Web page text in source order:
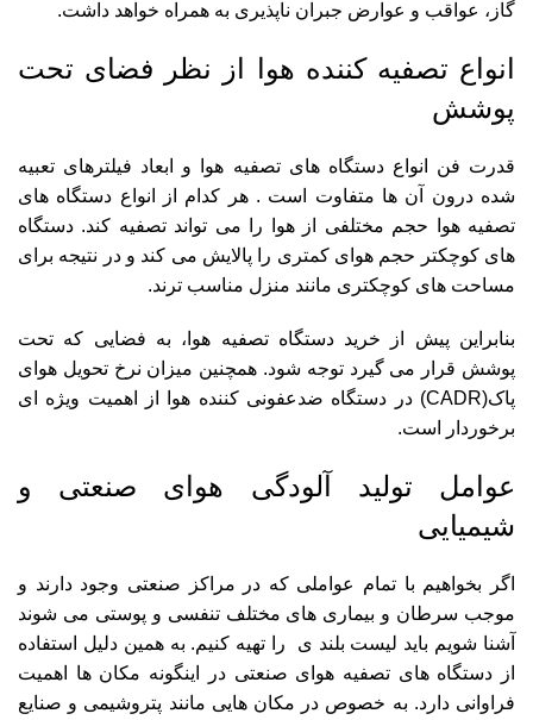
گاز، عواقب و عوارض جبران ناپذیری به همراه خواهد داشت.
انواع تصفیه کننده هوا از نظر فضای تحت
پوشش
قدرت فن انواع دستگاه های تصفیه هوا و ابعاد فیلترهای تعبیه
شده درون آن ها متفاوت است . هر کدام از انواع دستگاه های
تصفیه هوا حجم مختلفی از هوا را می تواند تصفیه کند. دستگاه
های کوچکتر حجم هوای کمتری را پالایش می کند و در نتیجه برای
مساحت های کوچکتری مانند منزل مناسب ترند.
بنابراین پیش از خرید دستگاه تصفیه هوا، به فضایی که تحت
پوشش قرار می گیرد توجه شود. همچنین میزان نرخ تحویل هوای
پاک(CADR) در دستگاه ضدعفونی کننده هوا از اهمیت ویژه ای
برخوردار است.
عوامل تولید آلودگی هوای صنعتی و
شیمیایی
اگر بخواهیم با تمام عواملی که در مراکز صنعتی وجود دارند و
موجب سرطان و بیماری های مختلف تنفسی و پوستی می شوند
آشنا شویم باید لیست بلند ی را تهیه کنیم. به همین دلیل استفاده
از دستگاه های تصفیه هوای صنعتی در اینگونه مکان ها اهمیت
فراوانی دارد. به خصوص در مکان هایی مانند پتروشیمی و صنایع